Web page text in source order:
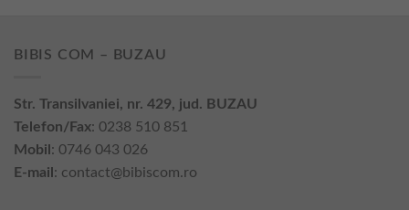
BIBIS COM – BUZAU
Str. Transilvaniei, nr. 429, jud. BUZAU
Telefon/Fax: 0238 510 851
Mobil : 0746 043 026
E-mail : contact@bibiscom.ro